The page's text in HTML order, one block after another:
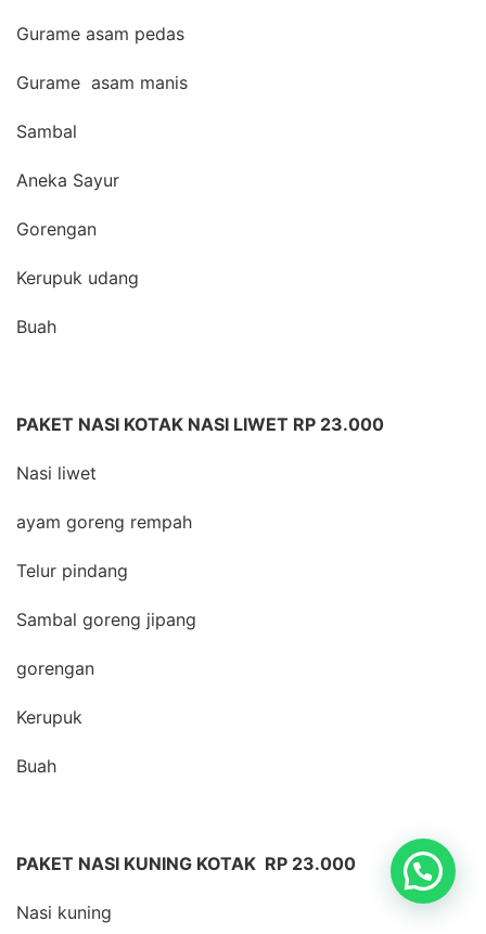
Gurame asam pedas
Gurame asam manis
Sambal
Aneka Sayur
Gorengan
Kerupuk udang
Buah
PAKET NASI KOTAK NASI LIWET RP 23.000
Nasi liwet
ayam goreng rempah
Telur pindang
Sambal goreng jipang
gorengan
Kerupuk
Buah
PAKET NASI KUNING KOTAK RP 23.000
Nasi kuning